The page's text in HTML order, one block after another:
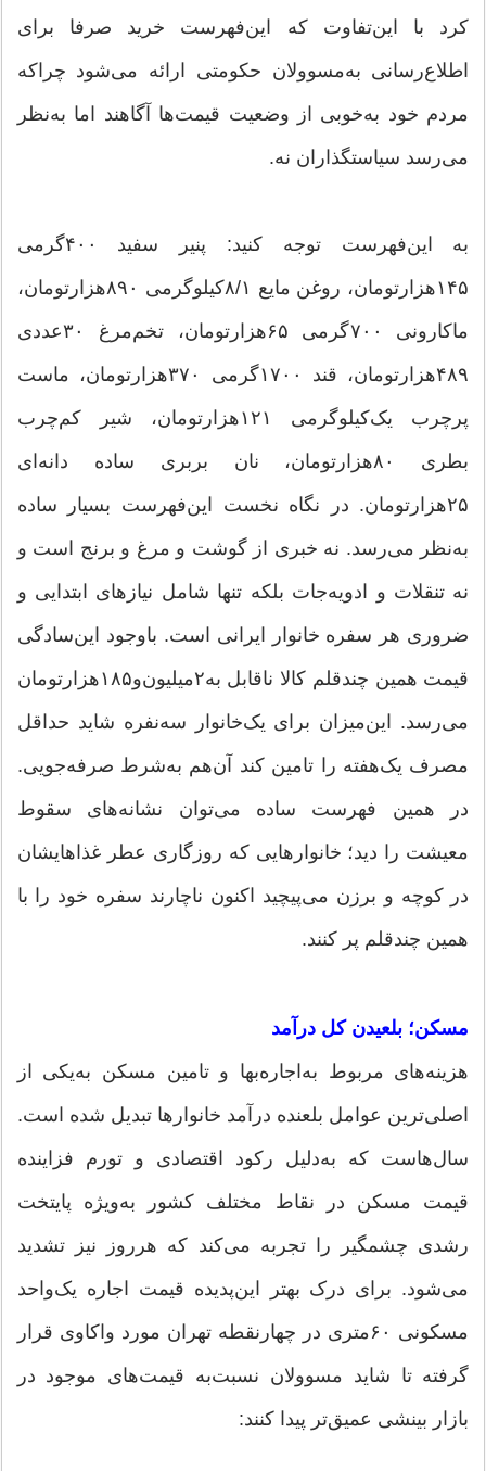
کرد با این‌تفاوت که این‌فهرست خرید صرفا برای
اطلاع‌رسانی به‌مسوولان حکومتی ارائه می‌شود چراکه
مردم خود به‌خوبی از وضعیت قیمت‌ها آگاهند اما به‌نظر
می‌رسد سیاستگذاران نه.
به این‌فهرست توجه کنید: پنیر سفید ۴۰۰‌گرمی
۱۴۵‌هزارتومان، روغن مایع ۸/۱کیلوگرمی ۸۹۰‌هزارتومان،
ماکارونی ۷۰۰گرمی ۶۵‌هزارتومان، تخم‌مرغ ۳۰عددی
۴۸۹‌هزارتومان، قند ۱۷۰۰گرمی ۳۷۰‌هزارتومان، ماست
پرچرب یک‌کیلوگرمی ۱۲۱‌هزارتومان، شیر کم‌چرب
بطری ۸۰‌هزارتومان، نان بربری ساده دانه‌ای
۲۵‌هزارتومان. در نگاه نخست این‌فهرست بسیار ساده
به‌نظر می‌رسد. نه خبری از گوشت و مرغ و برنج است و
نه تنقلات و ادویه‌جات بلکه تنها شامل نیازهای ابتدایی و
ضروری هر سفره خانوار ایرانی است. باوجود این‌سادگی
قیمت همین چندقلم کالا ناقابل به‌۲‌میلیون‌و۱۸۵‌هزارتومان
می‌رسد. این‌میزان برای یک‌خانوار سه‌نفره شاید حداقل
مصرف یک‌هفته را تامین کند آن‌هم به‌شرط صرفه‌جویی.
در همین فهرست ساده می‌توان نشانه‌های سقوط
معیشت را دید؛ خانوارهایی که روزگاری عطر غذاهایشان
در کوچه و برزن می‌پیچید اکنون ناچارند سفره خود را با
همین چندقلم پر کنند.
مسکن؛ بلعیدن کل درآمد
هزینه‌های مربوط به‌اجاره‌بها و تامین مسکن به‌یکی از
اصلی‌ترین عوامل بلعنده درآمد خانوارها تبدیل شده است.
سال‌هاست که به‌دلیل رکود اقتصادی و تورم فزاینده
قیمت مسکن در نقاط مختلف کشور به‌ویژه پایتخت
رشدی چشمگیر را تجربه می‌کند که هرروز نیز تشدید
می‌شود. برای درک بهتر این‌پدیده قیمت اجاره یک‌واحد
مسکونی ۶۰‌متری در چهارنقطه تهران مورد واکاوی قرار
گرفته تا شاید مسوولان نسبت‌به ‌قیمت‌های موجود در
بازار بینشی عمیق‌تر پیدا کنند: